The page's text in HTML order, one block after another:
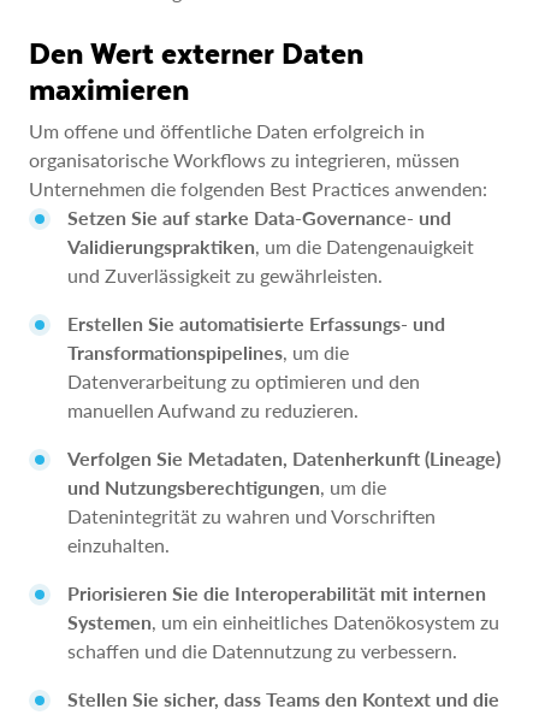
Den Wert externer Daten
maximieren
Um offene und öffentliche Daten erfolgreich in
organisatorische Workflows zu integrieren, müssen
Unternehmen die folgenden Best Practices anwenden:
Setzen Sie auf starke Data-Governance- und
Validierungspraktiken, um die Datengenauigkeit
und Zuverlässigkeit zu gewährleisten.
Erstellen Sie automatisierte Erfassungs- und
Transformationspipelines, um die
Datenverarbeitung zu optimieren und den
manuellen Aufwand zu reduzieren.
Verfolgen Sie Metadaten, Datenherkunft (Lineage)
und Nutzungsberechtigungen, um die
Datenintegrität zu wahren und Vorschriften
einzuhalten.
Priorisieren Sie die Interoperabilität mit internen
Systemen, um ein einheitliches Datenökosystem zu
schaffen und die Datennutzung zu verbessern.
Stellen Sie sicher, dass Teams den Kontext und die